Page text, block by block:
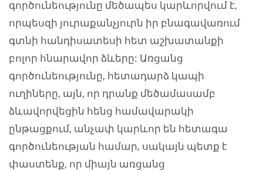
գործունեությունը մեծապես կարևորվում է,
որպեսզի յուրաքանչյուրն իր բնագավառում
գտնի հանդիսատեսի հետ աշխատանքի
բոլոր հնարավոր ձևերը: Առցանց
գործունեությունը, հետադարձ կապի
ուղիները, այն, որ դրանք մեծամասամբ
ձևավորվեցին հենց համավարակի
ընթացքում, անչափ կարևոր են հետագա
գործունեության համար, սակայն պետք է
փաստենք, որ միայն առցանց